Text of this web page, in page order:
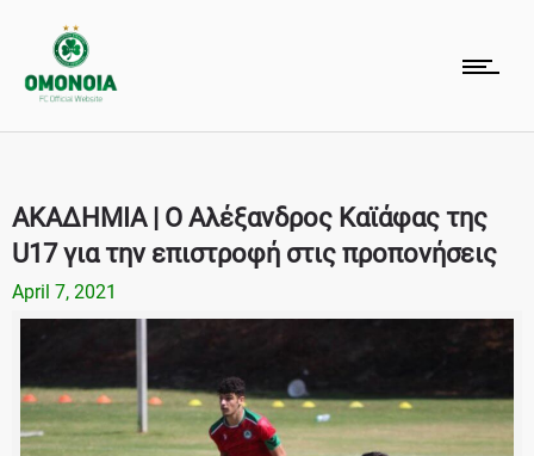
ΑΚΑΔΗΜΙΑ | Ο Αλέξανδρος Καϊάφας της
U17 για την επιστροφή στις προπονήσεις
April 7, 2021